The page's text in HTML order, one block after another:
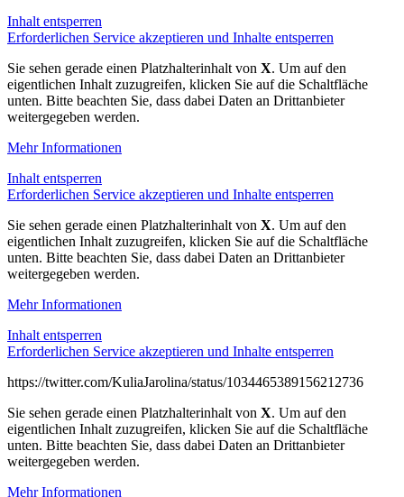
Inhalt entsperren
Erforderlichen Service akzeptieren und Inhalte entsperren
Sie sehen gerade einen Platzhalterinhalt von X. Um auf den
eigentlichen Inhalt zuzugreifen, klicken Sie auf die Schaltfläche
unten. Bitte beachten Sie, dass dabei Daten an Drittanbieter
weitergegeben werden.
Mehr Informationen
Inhalt entsperren
Erforderlichen Service akzeptieren und Inhalte entsperren
Sie sehen gerade einen Platzhalterinhalt von X. Um auf den
eigentlichen Inhalt zuzugreifen, klicken Sie auf die Schaltfläche
unten. Bitte beachten Sie, dass dabei Daten an Drittanbieter
weitergegeben werden.
Mehr Informationen
Inhalt entsperren
Erforderlichen Service akzeptieren und Inhalte entsperren
https://twitter.com/KuliaJarolina/status/1034465389156212736
Sie sehen gerade einen Platzhalterinhalt von X. Um auf den
eigentlichen Inhalt zuzugreifen, klicken Sie auf die Schaltfläche
unten. Bitte beachten Sie, dass dabei Daten an Drittanbieter
weitergegeben werden.
Mehr Informationen